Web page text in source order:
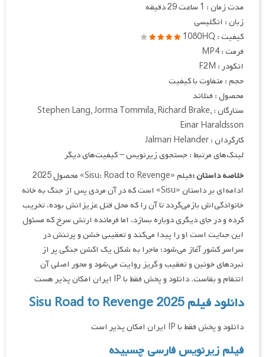
مدت زمان : 1 ساعت 29 دقیقه
زبان : انگلیسی
کیفیت : 1080HQ
فرمت : MP4
انکودر : F2M
حجم : متفاوت با کیفیت
محصول : فنلاند
ستارگان : Stephen Lang, Jorma Tommila, Richard Brake,
Einar Haraldsson
کارگردان : Jalmari Helander
لینک‌های مرتبط : جستجوی زیرنویس – کیفیت‌های دیگر
خلاصه داستان :
فیلم «Sisu: Road to Revenge» محصول 2025
ادامه‌ای بر داستان «Sisu» است که در آن مردی پس از جنگ به خانه
خانوادگی‌اش بازمی‌گردد تا آن را که محل قتل عزیزانش بوده، تخریب
کرده و در جای دیگری دوباره بسازد، اما فرمانده ارتش سرخ که مسئول
این جنایت است او را پیدا می‌کند و تعقیبی خشن و پرتنش در
سراسر کشور آغاز می‌شود؛ ماجرا به شکل یک اکشن جنگی پر از
نبردهای خونین و تعقیب و گریز روایت می‌شود و محور اصلی آن
انتقام و بقاست. دانلود و پخش فقط با IP ایران امکان پذیر هست
دانلود فیلم Sisu Road to Revenge 2025
دانلود و پخش فقط با IP ایران امکان پذیر است
فیلم زیرنویس فارسی چسبیده